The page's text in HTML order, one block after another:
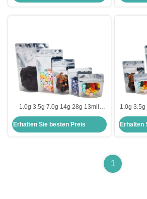
Stand-up-Mylar-Taschen für
1.0g 3.5g 7.0g 14g 28g 13mil
Einseitige klare schwarze
Rückseite Stehen aufrecht wieder
verschließbare Folie Mylar-
Erhalten Sie besten Preis
1.0g
Front
Erhalten
1